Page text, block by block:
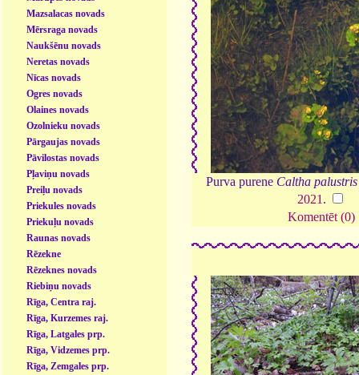
Mazsalacas novads
Mērsraga novads
Naukšēnu novads
Neretas novads
Nīcas novads
Ogres novads
Olaines novads
Ozolnieku novads
Pārgaujas novads
Pāvilostas novads
Pļaviņu novads
Preiļu novads
Priekules novads
Priekuļu novads
Raunas novads
Rēzekne
Rēzeknes novads
Riebiņu novads
Rīga, Centra raj.
Rīga, Kurzemes raj.
Rīga, Latgales prp.
Rīga, Vidzemes prp.
Rīga, Zemgales prp.
Purva purene Caltha palustris
2021 .
Komentēt (0)